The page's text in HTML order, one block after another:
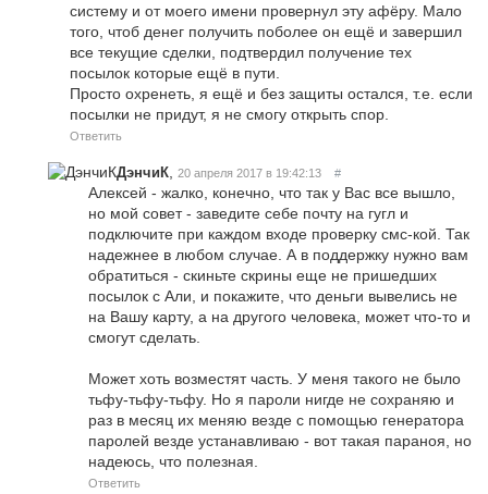
систему и от моего имени провернул эту афёру. Мало
того, чтоб денег получить поболее он ещё и завершил
все текущие сделки, подтвердил получение тех
посылок которые ещё в пути.
Просто охренеть, я ещё и без защиты остался, т.е. если
посылки не придут, я не смогу открыть спор.
Ответить
ДэнчиК 20 апреля 2017 в 19:42:13 #
Алексей - жалко, конечно, что так у Вас все вышло,
но мой совет - заведите себе почту на гугл и
подключите при каждом входе проверку смс-кой. Так
надежнее в любом случае. А в поддержку нужно вам
обратиться - скиньте скрины еще не пришедших
посылок с Али, и покажите, что деньги вывелись не
на Вашу карту, а на другого человека, может что-то и
смогут сделать.
Может хоть возместят часть. У меня такого не было
тьфу-тьфу-тьфу. Но я пароли нигде не сохраняю и
раз в месяц их меняю везде с помощью генератора
паролей везде устанавливаю - вот такая параноя, но
надеюсь, что полезная.
Ответить